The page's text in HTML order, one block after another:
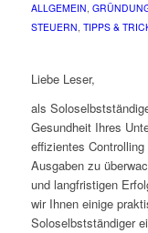
ALLGEMEIN,
STEUERN, TIPPS &
Liebe Leser,
als
Gesundheit Ihres
effizientes
Ausgaben zu
und langfristigen
wir Ihnen einige
Soloselbstständiger